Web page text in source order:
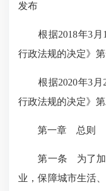
发布
根据2018年3月
行政法规的决定》
根据2020年3月
行政法规的决定》
第一章 总则
第一条 为了加强
业，保障城市生活